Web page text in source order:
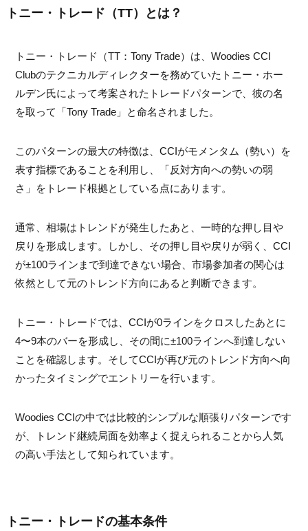
トニー・トレード（TT）とは？
トニー・トレード（TT：Tony Trade）は、Woodies CCI
Clubのテクニカルディレクターを務めていたトニー・ホー
ルデン氏によって考案されたトレードパターンで、彼の名
を取って「Tony Trade」と命名されました。
このパターンの最大の特徴は、CCIがモメンタム（勢い）を
表す指標であることを利用し、「反対方向への勢いの弱
さ」をトレード根拠としている点にあります。
通常、相場はトレンドが発生したあと、一時的な押し目や
戻りを形成します。しかし、その押し目や戻りが弱く、CCI
が±100ラインまで到達できない場合、市場参加者の関心は
依然として元のトレンド方向にあると判断できます。
トニー・トレードでは、CCIが0ラインをクロスしたあとに
4〜9本のバーを形成し、その間に±100ラインへ到達しない
ことを確認します。そしてCCIが再び元のトレンド方向へ向
かったタイミングでエントリーを行います。
Woodies CCIの中では比較的シンプルな順張りパターンです
が、トレンド継続局面を効率よく捉えられることから人気
の高い手法として知られています。
トニー・トレードの基本条件